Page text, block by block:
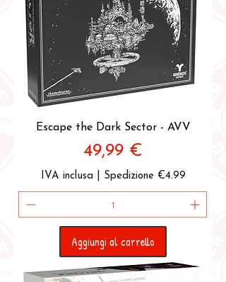
Escape the Dark Sector - AVV
Prezzo
49,99 €
IVA inclusa Spedizione €4.99
Aggiungi al carrello